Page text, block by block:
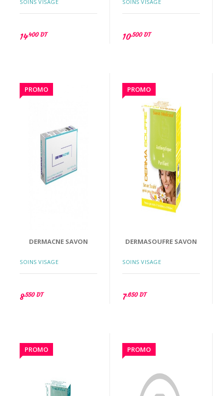
SOINS VISAGE
14.400 DT
SOINS VISAGE
10.500 DT
PROMO
DERMACNE SAVON
SOINS VISAGE
8.550 DT
PROMO
DERMASOUFRE SAVON
SOINS VISAGE
7.650 DT
PROMO PROMO